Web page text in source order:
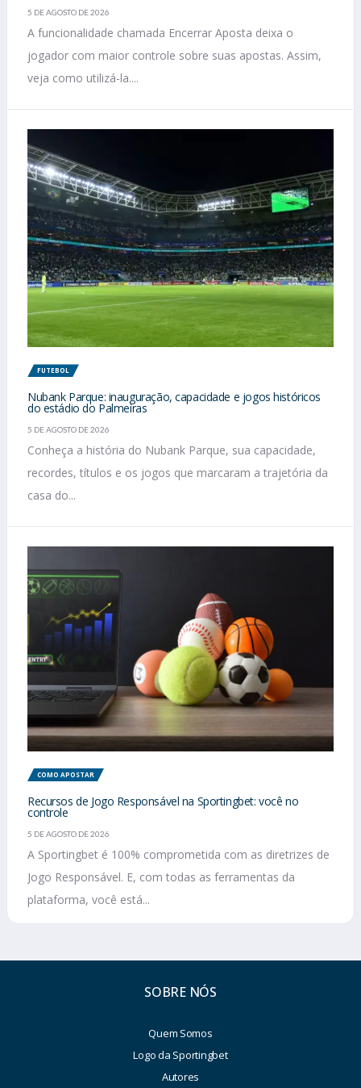
5 DE AGOSTO DE 2026
A funcionalidade chamada Encerrar Aposta deixa o
jogador com maior controle sobre suas apostas. Assim,
veja como utilizá-la....
FUTEBOL
Nubank Parque: inauguração, capacidade e jogos históricos
do estádio do Palmeiras
5 DE AGOSTO DE 2026
Conheça a história do Nubank Parque, sua capacidade,
recordes, títulos e os jogos que marcaram a trajetória da
casa do...
COMO APOSTAR
Recursos de Jogo Responsável na Sportingbet: você no
controle
5 DE AGOSTO DE 2026
A Sportingbet é 100% comprometida com as diretrizes de
Jogo Responsável. E, com todas as ferramentas da
plataforma, você está...
SOBRE NÓS
Quem Somos
Logo da Sportingbet
Autores